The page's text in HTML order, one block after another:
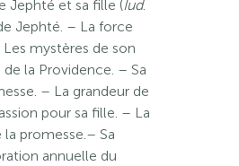
Jephté et sa fille (Iud.
Jephté. – La force
mystères de son
la Providence. – Sa
– La grandeur de
pour sa fille. – La
promesse.– Sa
annuelle du